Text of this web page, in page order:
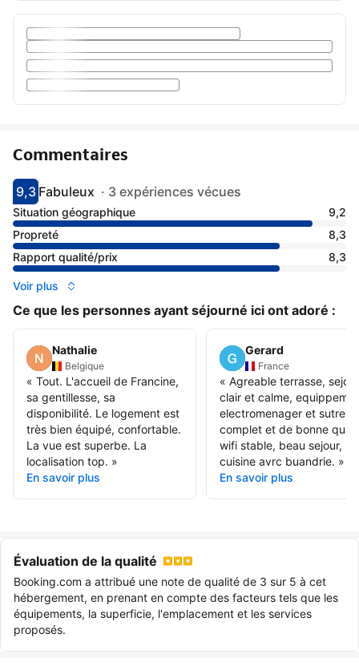
Commentaires
Avec une note de 9.3
9,3
fabuleuxFabuleux · 3 expériences vécues
Situation géographique
9,2
Propreté
8,3
Rapport qualité/prix
8,3
Voir plus
Ce que les personnes ayant séjourné ici ont adoré :
Nathalie
Belgique
« Tout. L'accueil de Francine,
sa gentillesse, sa
disponibilité. Le logement est
très bien équipé, confortable.
La vue est superbe. La
localisation top. »
En savoir plus
Gerard
France
« Agreable terrasse, sejour
clair et calme,
electromenager et sutre
complet et de bonne
wifi stable, beau sejour,
cuisine avrc buandrie. »
En savoir plus
Évaluation de la qualité
Booking.com a attribué une note de qualité de 3 sur 5 à cet
hébergement, en prenant en compte des facteurs tels que les
équipements, la superficie, l'emplacement et les services
proposés.